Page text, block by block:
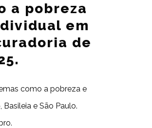
a pobreza
em
de
como a pobreza e
e São Paulo.